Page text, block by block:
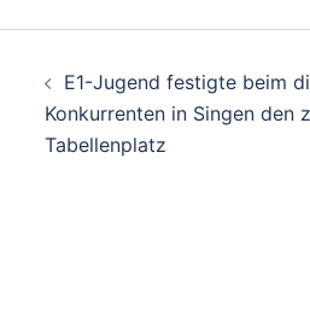
E1-Jugend festigte beim
Konkurrenten in Singen den
Tabellenplatz